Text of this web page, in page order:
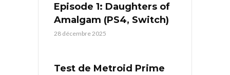
Episode 1: Daughters of
Amalgam (PS4, Switch)
28 décembre 2025
Test de Metroid Prime